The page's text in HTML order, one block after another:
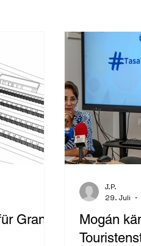
Reisen Sport & Freizeit
Recht & Ratgeber
Gran
Mogán
J.P.
29. Juli